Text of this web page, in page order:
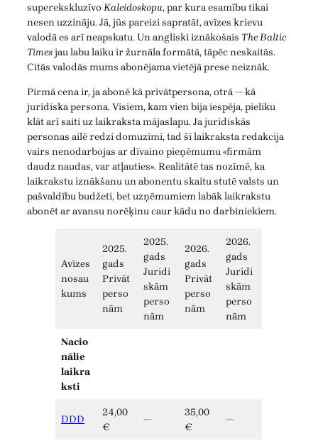
superekskluzīvoKaleidoskopu, par kura esamību tikai
nesen uzzināju. Jā, jūs pareizi sapratāt, avīzes krievu
valodā es arī neapskatu. Un angliski iznākošais The Baltic
Timesjau labu laiku ir žurnāla formātā, tāpēc neskaitās.
Citās valodās mums abonējama vietējā prese neiznāk.
Pirmā cena ir, ja abonē kā privātpersona, otrā — kā
juridiska persona. Visiem, kam vien bija iespēja, pieliku
klāt arī saiti uz laikraksta mājaslapu. Ja juridiskās
personas ailē redzi domuzīmi, tad šī laikraksta redakcija
vairs nenodarbojas ar dīvaino pieņēmumu «firmām
daudz naudas, var atļauties». Realitātē tas nozīmē, ka
laikrakstu iznākšanu un abonentu skaitu stutē valsts un
pašvaldību budžeti, bet uzņēmumiem labāk laikrakstu
abonēt ar avansu norēķinu caur kādu no darbiniekiem.
Avīzes
nosau
kums
2025.
gads
Privāt
perso
nām
2025.
gads
Juridi
skām
perso
nām
2026.
gads
Privāt
perso
nām
2026.
gads
Juridi
skām
perso
nām
Nacio
nālie
laikra
ksti
DDD
24,00
€
—
35,00
€
—